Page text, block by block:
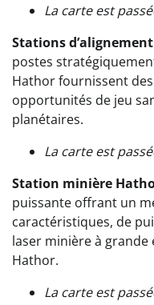
La carte est
Stations
postes
Hathor fournissent
opportunités de jeu
planétaires.
La carte est
Station minière
puissante offrant un
caractéristiques, de
laser minière à
Hathor.
La carte est